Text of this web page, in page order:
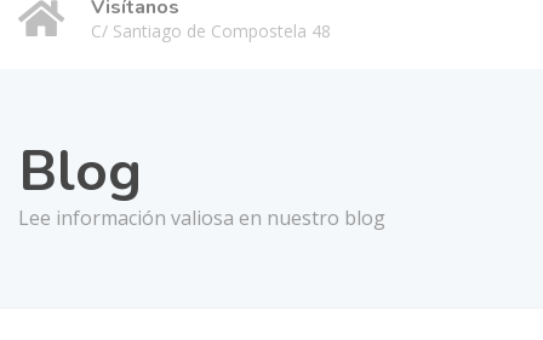
Visítanos
C/ Santiago de Compostela 48
Blog
Lee información valiosa en nuestro blog